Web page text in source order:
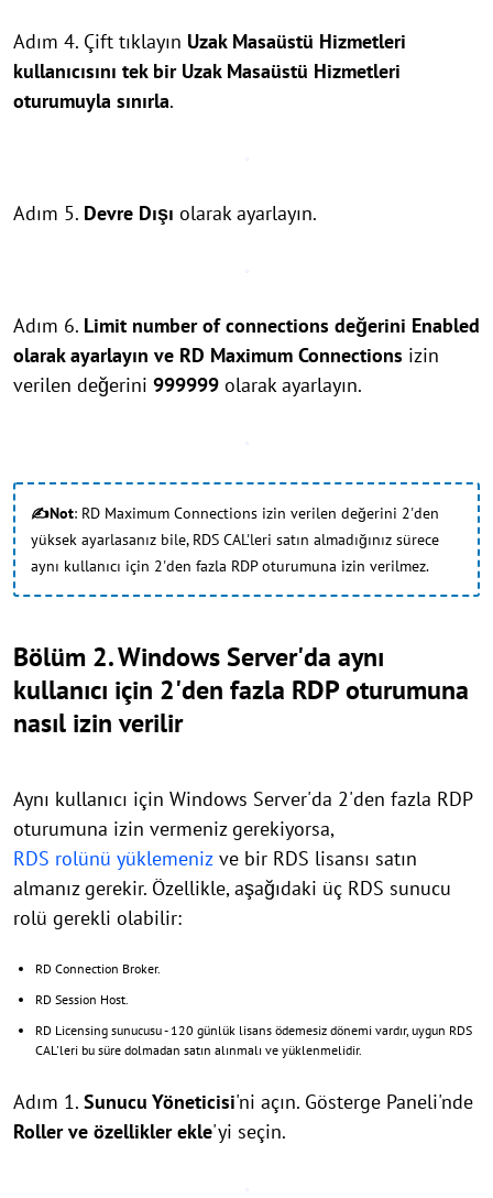
Adım 4. Çift tıklayın Uzak Masaüstü Hizmetleri
kullanıcısını tek bir Uzak Masaüstü Hizmetleri
oturumuyla sınırla.
Adım 5. Devre Dışı olarak ayarlayın.
Adım 6. Limit number of connections değerini Enabled
olarak ayarlayın ve RD Maximum Connections izin
verilen değerini 999999 olarak ayarlayın.
✍Not: RD Maximum Connections izin verilen değerini 2'den
yüksek ayarlasanız bile, RDS CAL'leri satın almadığınız sürece
aynı kullanıcı için 2'den fazla RDP oturumuna izin verilmez.
Bölüm 2. Windows Server'da aynı
kullanıcı için 2'den fazla RDP oturumuna
nasıl izin verilir
Aynı kullanıcı için Windows Server'da 2'den fazla RDP
oturumuna izin vermeniz gerekiyorsa,
RDS rolünü yüklemeniz ve bir RDS lisansı satın
almanız gerekir. Özellikle, aşağıdaki üç RDS sunucu
rolü gerekli olabilir:
RD Connection Broker.
RD Session Host.
RD Licensing sunucusu - 120 günlük lisans ödemesiz dönemi vardır, uygun RDS
CAL'leri bu süre dolmadan satın alınmalı ve yüklenmelidir.
Adım 1. Sunucu Yöneticisi'ni açın. Gösterge Paneli'nde
Roller ve özellikler ekle'yi seçin.